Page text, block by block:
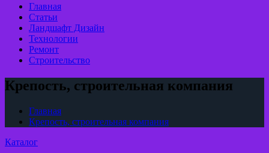
Главная
Статьи
Ландшафт Дизайн
Технологии
Ремонт
Строительство
Крепость, строительная компания
Главная
Крепость, строительная компания
Каталог